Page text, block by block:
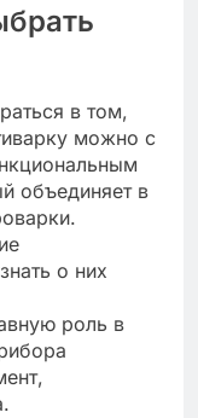
в том,
можно с
объединяет в
о них
роль в